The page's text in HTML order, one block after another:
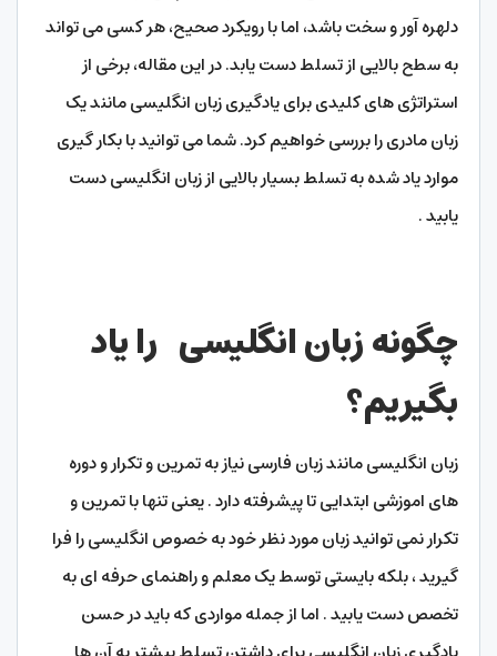
دلهره آور و سخت باشد، اما با رویکرد صحیح، هر کسی می تواند
به سطح بالایی از تسلط دست یابد. در این مقاله، برخی از
استراتژی‌ های کلیدی برای یادگیری زبان انگلیسی مانند یک
زبان مادری را بررسی خواهیم کرد. شما می توانید با بکار گیری
موارد یاد شده به تسلط بسیار بالایی از زبان انگلیسی دست
یابید .
چگونه زبان انگلیسی را یاد
بگیریم؟
زبان انگلیسی مانند زبان فارسی نیاز به تمرین و تکرار و دوره
های اموزشی ابتدایی تا پیشرفته دارد . یعنی تنها با تمرین و
تکرار نمی توانید زبان مورد نظر خود به خصوص انگلیسی را فرا
گیرید ، بلکه بایستی توسط یک معلم و راهنمای حرفه ای به
تخصص دست یابید . اما از جمله مواردی که باید در حسن